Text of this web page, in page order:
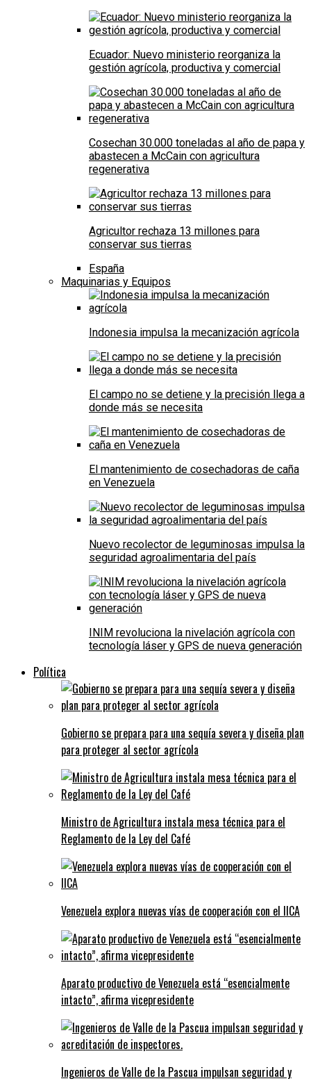
Ecuador: Nuevo ministerio reorganiza la
gestión agrícola, productiva y comercial
Cosechan 30.000 toneladas al año de papa y
abastecen a McCain con agricultura
regenerativa
Agricultor rechaza 13 millones para
conservar sus tierras
España
Maquinarias y Equipos
Indonesia impulsa la mecanización agrícola
El campo no se detiene y la precisión llega a
donde más se necesita
El mantenimiento de cosechadoras de caña
en Venezuela
Nuevo recolector de leguminosas impulsa la
seguridad agroalimentaria del país
INIM revoluciona la nivelación agrícola con
tecnología láser y GPS de nueva generación
Política
Gobierno se prepara para una sequía severa y diseña plan
para proteger al sector agrícola
Ministro de Agricultura instala mesa técnica para el
Reglamento de la Ley del Café
Venezuela explora nuevas vías de cooperación con el IICA
Aparato productivo de Venezuela está “esencialmente
intacto”, afirma vicepresidente
Ingenieros de Valle de la Pascua impulsan seguridad y